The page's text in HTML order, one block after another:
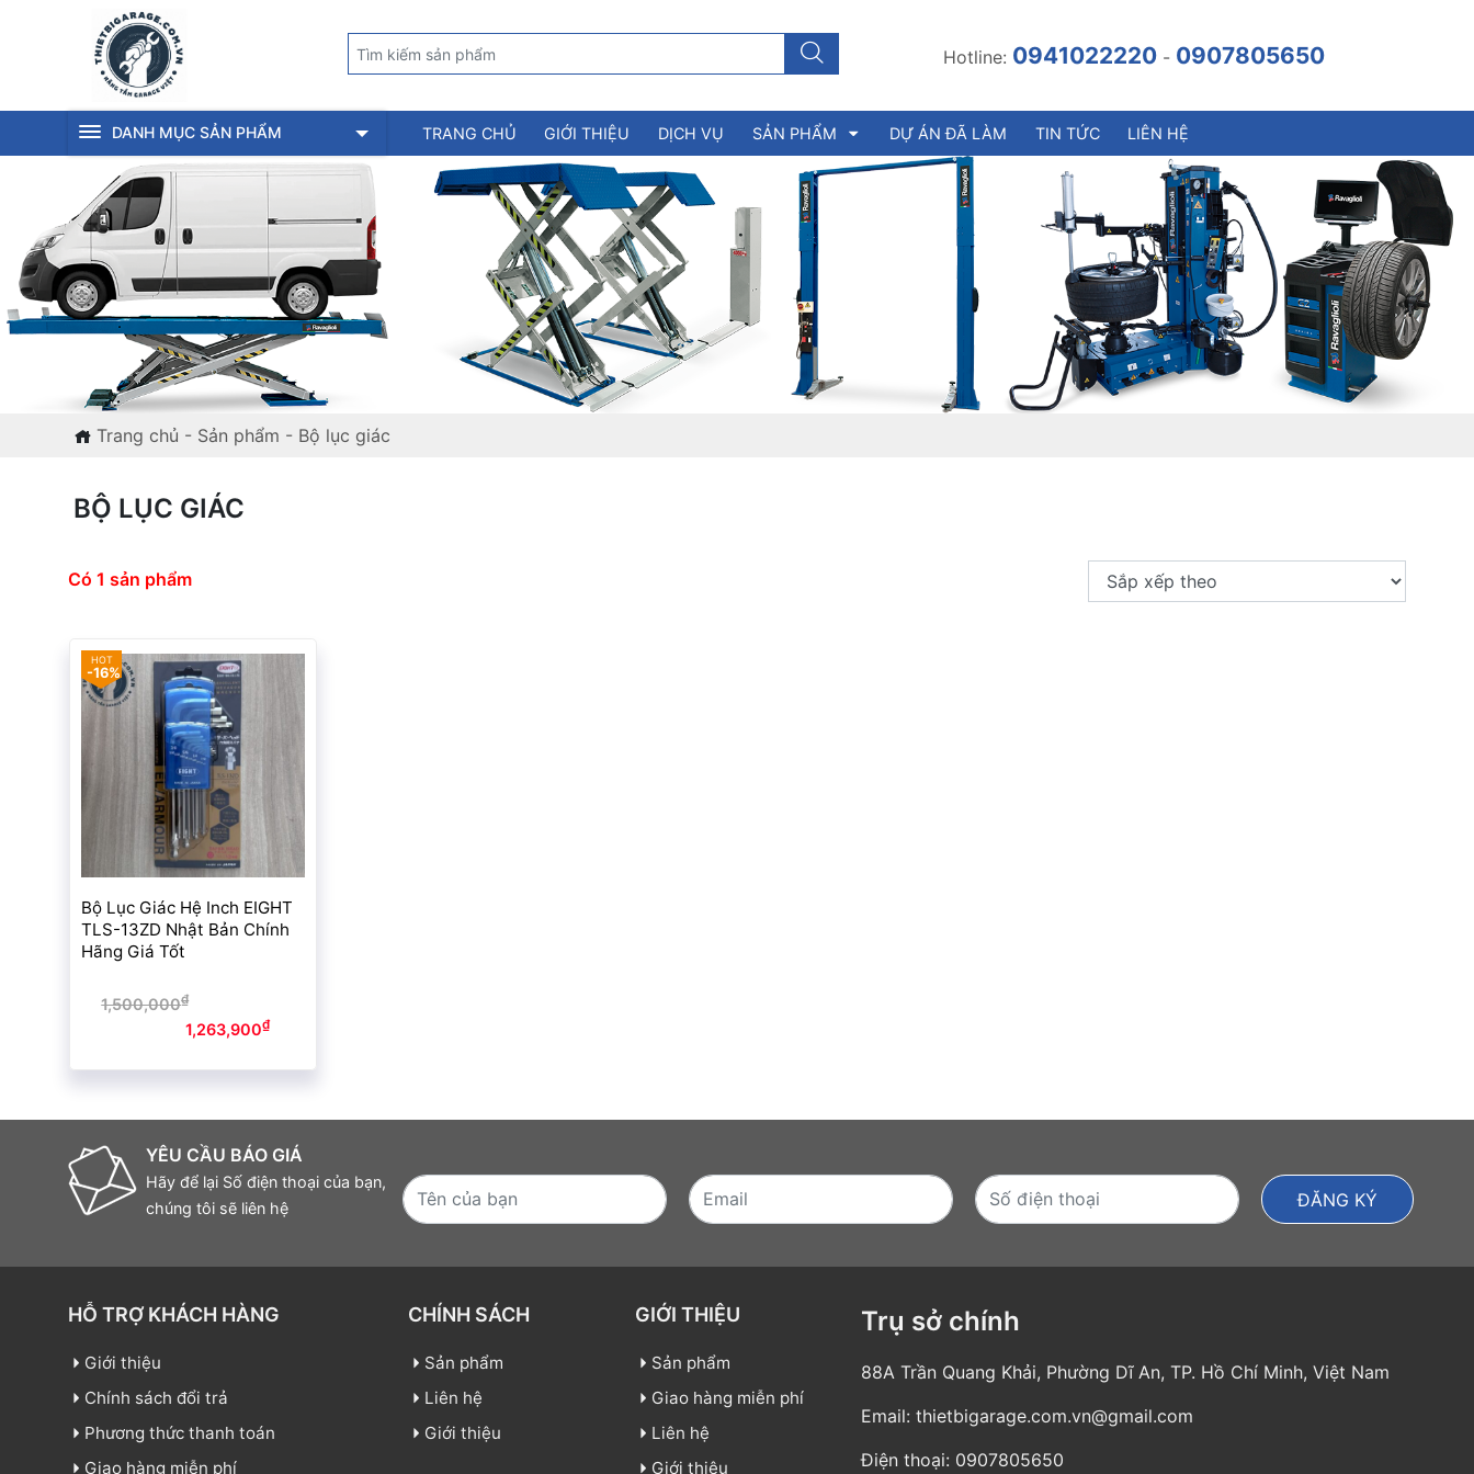
Hotline: 0941022220 - 0907805650
DANH MỤC SẢN PHẨM TRANG CHỦ GIỚI THIỆU DỊCH VỤ SẢN PHẨM DỰ ÁN ĐÃ LÀM TIN TỨC LIÊN HỆ
Trang chủ - Sản phẩm - Bộ lục giác
BỘ LỤC GIÁC
Có 1 sản phẩm
-16%
Bộ Lục Giác Hệ Inch EIGHT
TLS-13ZD Nhật Bản Chính
Hãng Giá Tốt
1,500,000₫
1,500,000₫.1,263,900₫Giá
YÊU CẦU BÁO GIÁ
Hãy để lại Số điện thoại của bạn,
chúng tôi sẽ liên hệ
HỖ TRỢ KHÁCH HÀNG
Giới thiệu
Chính sách đổi trả
Phương thức thanh toán
Giao hàng miễn phí
CHÍNH SÁCH
Sản phẩm
Liên hệ
Giới thiệu
GIỚI THIỆU
Sản phẩm
Giao hàng miễn phí
Liên hệ
Giới thiệu
Trụ sở chính
88A Trần Quang Khải, Phường Dĩ An, TP. Hồ Chí Minh, Việt Nam
Email:thietbigarage.com.vn@gmail.com
Điện thoại: 0907805650